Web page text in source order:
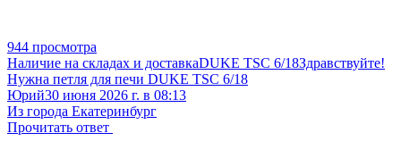
944 просмотра
Наличие на складах и доставкаDUKE TSC 6/18Здравствуйте!
Нужна петля для печи DUKE TSC 6/18
Юрий30 июня 2026 г. в 08:13
Из города Екатеринбург
Прочитать ответ